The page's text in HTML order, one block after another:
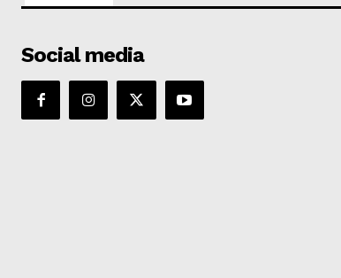
Social media